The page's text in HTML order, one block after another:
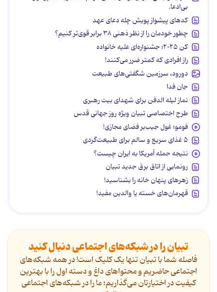
بی‌ادعا.
کدهای پیشواز پویش چله دعای عهد
چطور خودمان را از نظر ذهنی ۳۸ برابر قوی‌تر کنیم؟
کن ۲۰۲۵؛ جشنواره‌ای علیه خانواده
راز افرادی که کمتر ضرر می‌کنند!
دورود، سرزمین شگفتی‌های طبیعت
جان فدا
نماز لیله الدفن برای شهدای بیت رهبری
طرح اختصاصی تبیان ویژه روز جهانی قدس
فومو؛ غول جیب‌بر فضای مجازی!
۵ غذای سریع و سالم برای طبیعت‌گردی
نتیجه حمله آمریکا به ایران چیست؟
رونمایی از اتاق برق جدید تبیان
زهرهای پنهان خانه را بشناسید!
قهرمان‌های خسته یا والدین مفید!
تبیان را در شبکه‌های اجتماعی دنبال کنید
فاصله شما با تبیان تنها یک کلیک است! در همه شبکه‌های
اجتماعی حاضریم و محتواهای داغ و دسته اول را با بهترین
کیفیت در اختیارتان می‌گذاریم؛ ما را در شبکه‌های اجتماعی